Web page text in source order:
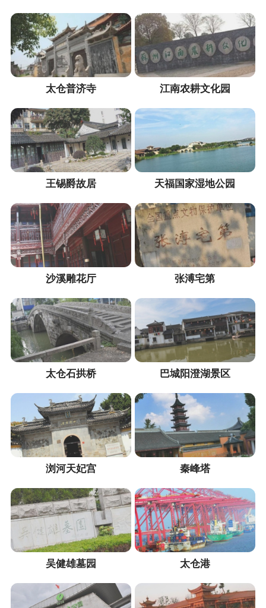
太仓普济寺 江南农耕文化园
王锡爵故居 天福国家湿地公园
沙溪雕花厅 张溥宅第
太仓石拱桥 巴城阳澄湖景区
浏河天妃宫 秦峰塔
吴健雄墓园 太仓港